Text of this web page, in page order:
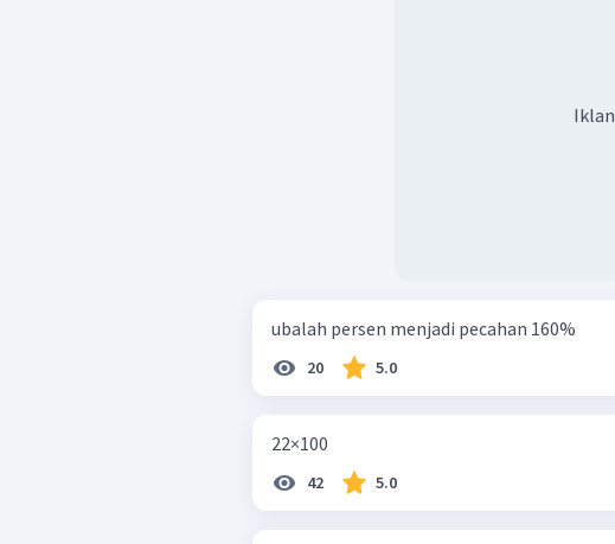
Iklan
ubalah persen menjadi pecahan 160%
20 5.0
22×100
42 5.0